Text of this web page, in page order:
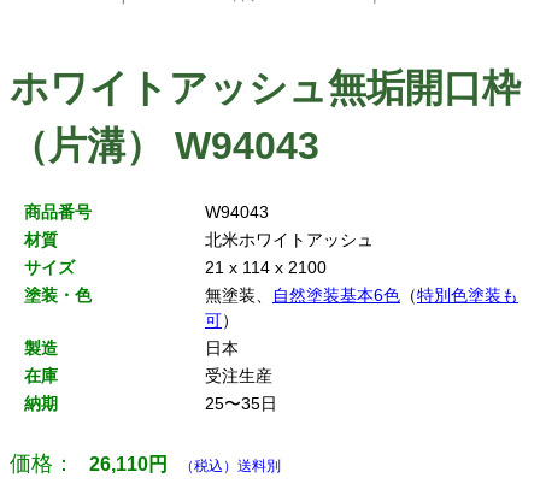
ホワイトアッシュ無垢開口枠
（片溝） W94043
商品番号
W94043
材質
北米ホワイトアッシュ
サイズ
21 x 114 x 2100
塗装・色
無塗装、 自然塗装基本6色 （特別色塗装も
可）
製造
日本
在庫
受注生産
納期
25〜35日
価格： 26,110円 （税込）送料別